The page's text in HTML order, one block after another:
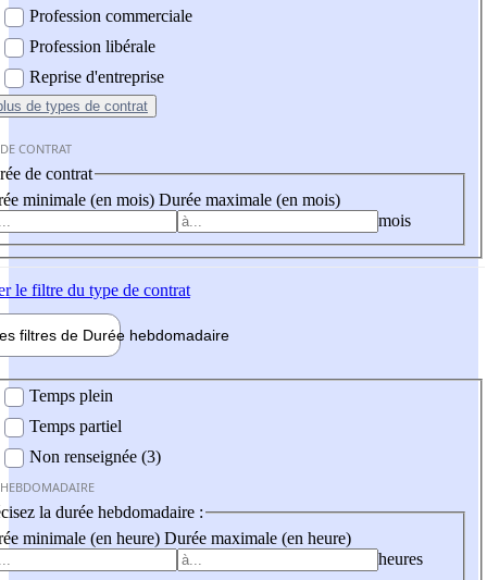
Profession commerciale
Profession libérale
Reprise d'entreprise
de types de contrat
CONTRAT
de contrat
minimale (en mois) Durée maximale (en mois)
mois
le filtre du type de contrat
filtres de Durée hebdomadaire
Temps plein
Temps partiel
Non renseignée (3)
la durée hebdomadaire :
minimale (en heure) Durée maximale (en heure)
heures